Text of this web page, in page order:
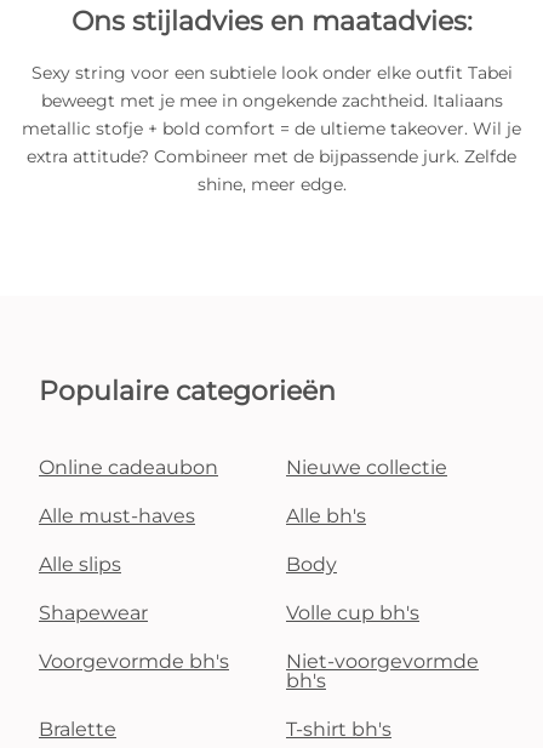
Ons stijladvies en maatadvies:
Sexy string voor een subtiele look onder elke outfit Tabei
beweegt met je mee in ongekende zachtheid. Italiaans
metallic stofje + bold comfort = de ultieme takeover. Wil je
extra attitude? Combineer met de bijpassende jurk. Zelfde
shine, meer edge.
Populaire categorieën
Online cadeaubon Nieuwe collectie
Alle must-haves Alle bh's
Alle slips Body
Shapewear Volle cup bh's
Voorgevormde bh's
Niet-voorgevormde
bh's
Bralette T-shirt bh's